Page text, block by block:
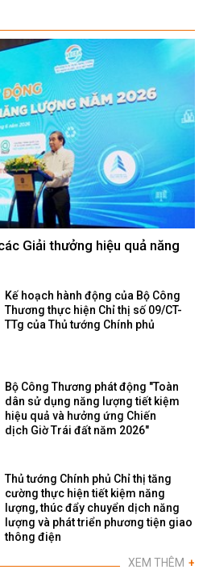
Giải thưởng hiệu quả năng
Kế hoạch hành động của Bộ Công
Thương thực hiện Chỉ thị số 09/CT-
TTg của Thủ tướng Chính phủ
Bộ Công Thương phát động "Toàn
dân sử dụng năng lượng tiết kiệm
hiệu quả và hưởng ứng Chiến
dịch Giờ Trái đất năm 2026"
Thủ tướng Chính phủ Chỉ thị tăng
cường thực hiện tiết kiệm năng
lượng, thúc đẩy chuyển dịch năng
lượng và phát triển phương tiện giao
thông điện
XEM THÊM +